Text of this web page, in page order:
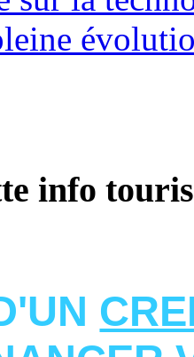
info